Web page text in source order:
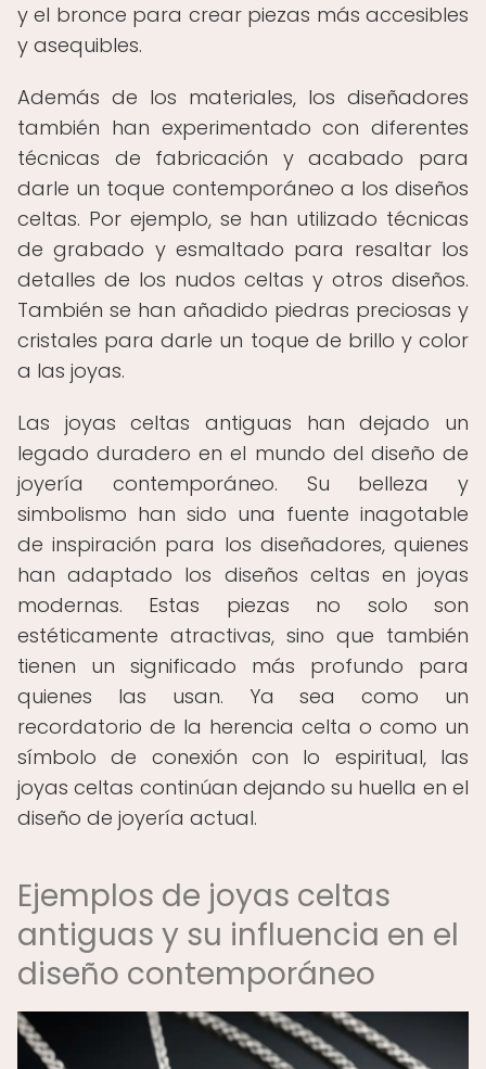
y el bronce para crear piezas más accesibles
y asequibles.
Además de los materiales, los diseñadores
también han experimentado con diferentes
técnicas de fabricación y acabado para
darle un toque contemporáneo a los diseños
celtas. Por ejemplo, se han utilizado técnicas
de grabado y esmaltado para resaltar los
detalles de los nudos celtas y otros diseños.
También se han añadido piedras preciosas y
cristales para darle un toque de brillo y color
a las joyas.
Las joyas celtas antiguas han dejado un
legado duradero en el mundo del diseño de
joyería contemporáneo. Su belleza y
simbolismo han sido una fuente inagotable
de inspiración para los diseñadores, quienes
han adaptado los diseños celtas en joyas
modernas. Estas piezas no solo son
estéticamente atractivas, sino que también
tienen un significado más profundo para
quienes las usan. Ya sea como un
recordatorio de la herencia celta o como un
símbolo de conexión con lo espiritual, las
joyas celtas continúan dejando su huella en el
diseño de joyería actual.
Ejemplos de joyas celtas
antiguas y su influencia en el
diseño contemporáneo